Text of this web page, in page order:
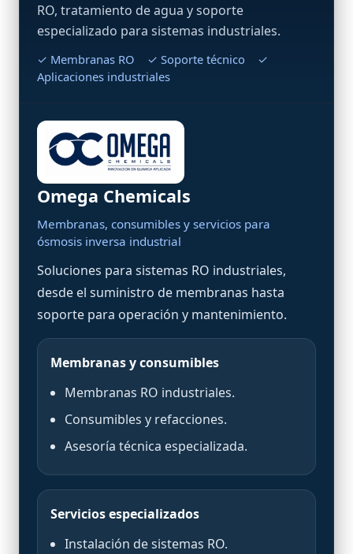
RO, tratamiento de agua y soporte
especializado para sistemas industriales.
✓ Membranas RO ✓ Soporte técnico ✓
Aplicaciones industriales
Omega Chemicals
Membranas, consumibles y servicios para
ósmosis inversa industrial
Soluciones para sistemas RO industriales,
desde el suministro de membranas hasta
soporte para operación y mantenimiento.
Membranas y consumibles
Membranas RO industriales.
Consumibles y refacciones.
Asesoría técnica especializada.
Servicios especializados
Instalación de sistemas RO.